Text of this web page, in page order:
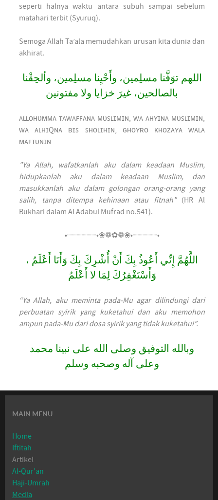
seperti halnya waktu antara subuh sampai sebelum
matahari terbit (Syuruq).
Semoga Allah Ta’ala memudahkan urusan kita dunia dan
akhirat.
اللهم توَفَّنا مسلِمين، وأَحْيِنا مسلِمين، وألحِقْنا
بالصالحين، غيرَ خزايا ولا مفتونين
ᴀʟʟᴏʜᴜᴍᴍᴀ ᴛᴀᴡᴀꜰꜰᴀɴᴀ ᴍᴜꜱʟɪᴍɪɴ, ᴡᴀ ᴀʜʏɪɴᴀ ᴍᴜꜱʟɪᴍɪɴ,
ᴡᴀ ᴀʟʜɪQɴᴀ ʙɪꜱ ꜱʜᴏʟɪʜɪɴ, ɢʜᴏʏʀᴏ ᴋʜᴏᴢᴀʏᴀ ᴡᴀʟᴀ
ᴍᴀꜰᴛᴜɴɪɴ
"Ya Allah, wafatkanlah aku dalam keadaan Muslim,
hidupkanlah aku dalam keadaan Muslim, dan
masukkanlah aku dalam golongan orang-orang yang
salih, tanpa ditempa kehinaan atau fitnah"(HR Al
Bukhari dalam Al Adabul Mufrad no.541).
•┈┈┈┈┈┈•❀❁✿❁❀•┈┈┈┈┈•
اللَّهُمَّ إِنِّي أَعُوذُ بِكَ أَنْ أُشْرِكَ بِكَ وَأَنَا أَعْلَمُ ،
وَأَسْتَغْفِرُكَ لِمَا لا أَعْلَمُ
“Ya Allah, aku meminta pada-Mu agar dilindungi dari
perbuatan syirik yang kuketahui dan aku memohon
ampun pada-Mu dari dosa syirik yang tidak kuketahui”.
وبالله التوفيق وصلى الله على نبينا محمد
وعلى آله وصحبه وسلم
MAIN MENU
Home
Iftitah
Artikel
Al-Qur'an
Haji-Umrah
Media